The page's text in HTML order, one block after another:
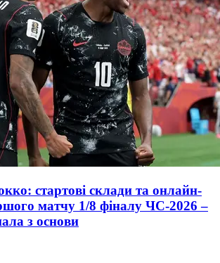
стартові склади та онлайн-
матчу 1/8 фіналу ЧС-2026 –
з основи